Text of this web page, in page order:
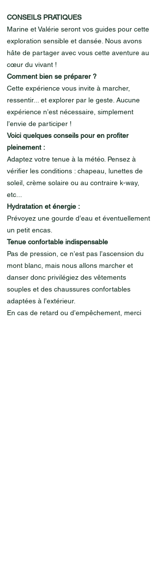
CONSEILS PRATIQUES
Marine et Valérie seront vos guides pour cette
exploration sensible et dansée. Nous avons
hâte de partager avec vous cette aventure au
cœur du vivant !
Comment bien se préparer ?
Cette expérience vous invite à marcher,
ressentir... et explorer par le geste. Aucune
expérience n’est nécessaire, simplement
l’envie de participer !
Voici quelques conseils pour en profiter
pleinement :
Adaptez votre tenue à la météo. Pensez à
vérifier les conditions : chapeau, lunettes de
soleil, crème solaire ou au contraire k-way,
etc...
Hydratation et énergie :
Prévoyez une gourde d’eau et éventuellement
un petit encas.
Tenue confortable indispensable
Pas de pression, ce n’est pas l’ascension du
mont blanc, mais nous allons marcher et
danser donc privilégiez des vêtements
souples et des chaussures confortables
adaptées à l’extérieur.
En cas de retard ou d’empêchement, merci